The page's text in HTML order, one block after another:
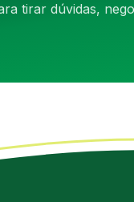
tirar dúvidas,